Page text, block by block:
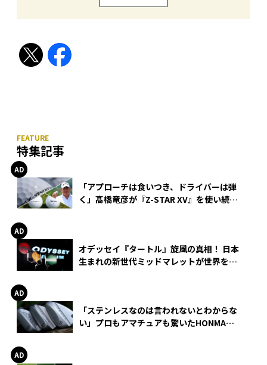
特集記事
「アプローチは食いつき、ドライバーは弾
く」髙橋竜彦が『Z-STAR XV』を使い続け
オデッセイ『タートル』旋風の真相！ 日本
生まれの新世代ミッドマレットが世界を席
「ステンレスなのは言われないとわからな
い」プロもアマチュアも驚いたHONMA